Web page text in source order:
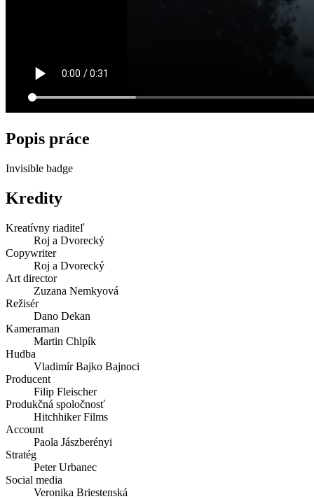
Popis práce
Invisible badge
Kredity
Kreatívny riaditeľ
Roj a Dvorecký
Copywriter
Roj a Dvorecký
Art director
Zuzana Nemkyová
Režisér
Dano Dekan
Kameraman
Martin Chlpík
Hudba
Vladimír Bajko Bajnoci
Producent
Filip Fleischer
Produkčná spoločnosť
Hitchhiker Films
Account
Paola Jászberényi
Stratég
Peter Urbanec
Social media
Veronika Briestenská